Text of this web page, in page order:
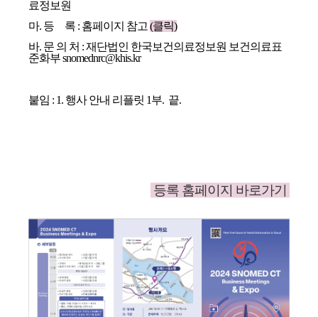
료정보원
마. 등 록 : 홈페이지 참고 (클릭)
바. 문 의 처 :재단법인 한국보건의료정보원 보건의료표
준화부snomednrc@khis.kr
붙임 : 1. 행사 안내 리플릿 1부. 끝.
등록 홈페이지 바로가기